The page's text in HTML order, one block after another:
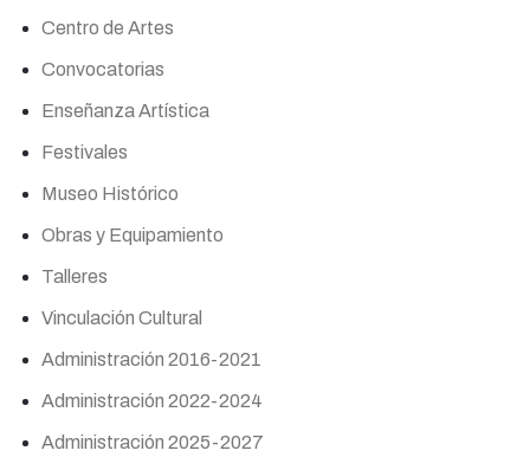
Centro de Artes
Convocatorias
Enseñanza Artística
Festivales
Museo Histórico
Obras y Equipamiento
Talleres
Vinculación Cultural
Administración 2016-2021
Administración 2022-2024
Administración 2025-2027